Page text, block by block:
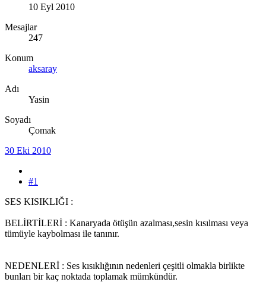
10 Eyl 2010
Mesajlar
247
Konum
aksaray
Adı
Yasin
Soyadı
Çomak
30 Eki 2010
#1
SES KISIKLIĞI :
BELİRTİLERİ : Kanaryada ötüşün azalması,sesin kısılması veya
tümüyle kaybolması ile tanınır.
NEDENLERİ : Ses kısıklığının nedenleri çeşitli olmakla birlikte
bunları bir kaç noktada toplamak mümkündür.